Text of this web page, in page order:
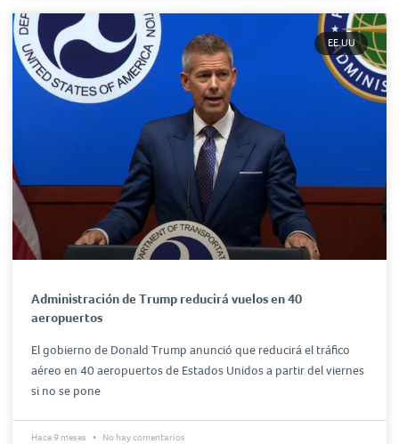
EE.UU
Administración de Trump reducirá vuelos en 40
aeropuertos
El gobierno de Donald Trump anunció que reducirá el tráfico
aéreo en 40 aeropuertos de Estados Unidos a partir del viernes
si no se pone
Hace 9 meses No hay comentarios